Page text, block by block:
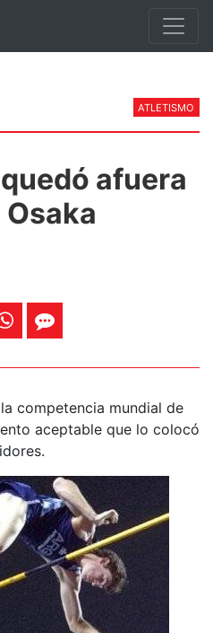
ATLETISMO
afuera
competencia mundial de
aceptable que lo colocó